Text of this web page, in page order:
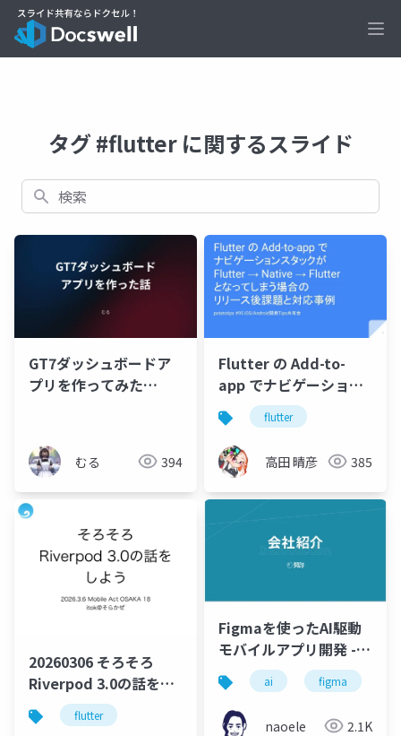
タグ #flutter に関するスライド
検索
GT7ダッシュボードア
プリを作ってみた
むる 394
Flutter の Add-to-
app でナビゲーション
スタックが Flutter →
Native → Flutter とな
ってしまう場合のリリ
ース後課題と対応事例
flutter
高田 晴彦 385
20260306 そろそろ
Riverpod 3.0の話をし
よう
flutter
Figmaを使ったAI駆動
モバイルアプリ開発 -
コード生成しやすいデ
ザイン設計の実例 -
ai figma
naoele 2.1K